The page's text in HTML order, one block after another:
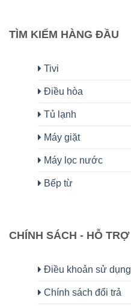
TÌM KIẾM HÀNG ĐẦU
Tivi
Điều hòa
Tủ lạnh
Máy giặt
Máy lọc nước
Bếp từ
CHÍNH SÁCH - HỖ TRỢ
Điều khoản sử dụng
Chính sách đổi trả